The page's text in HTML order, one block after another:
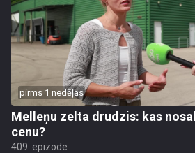
pirms 1 nedēļas
Melleņu zelta drudzis: kas
cenu?
409. epizode